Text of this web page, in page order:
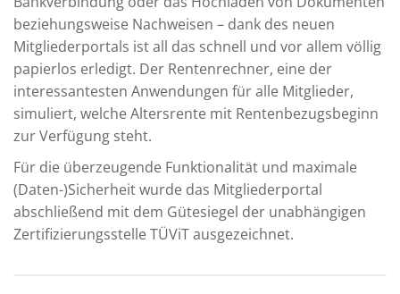
beziehungsweise Nachweisen – dank des neuen
Mitgliederportals ist all das schnell und vor allem völlig
papierlos erledigt. Der Rentenrechner, eine der
interessantesten Anwendungen für alle Mitglieder,
simuliert, welche Altersrente mit Rentenbezugsbeginn
zur Verfügung steht.
Für die überzeugende Funktionalität und maximale
(Daten-)Sicherheit wurde das Mitgliederportal
abschließend mit dem Gütesiegel der unabhängigen
Zertifizierungsstelle TÜViT ausgezeichnet.